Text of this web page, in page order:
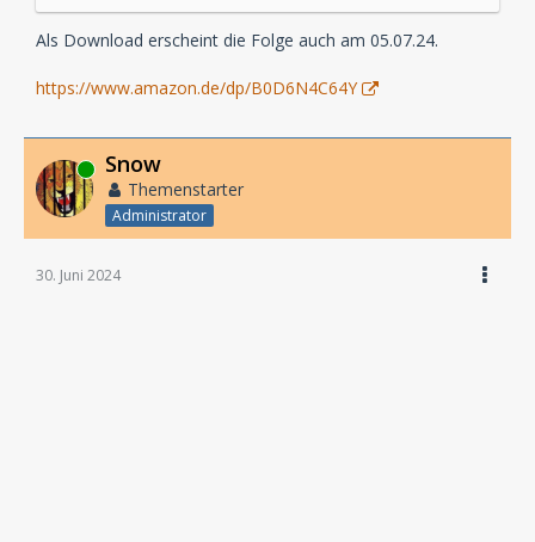
Als Download erscheint die Folge auch am 05.07.24.
https://www.amazon.de/dp/B0D6N4C64Y
Online Snow
Themenstarter
Administrator
30. Juni 2024